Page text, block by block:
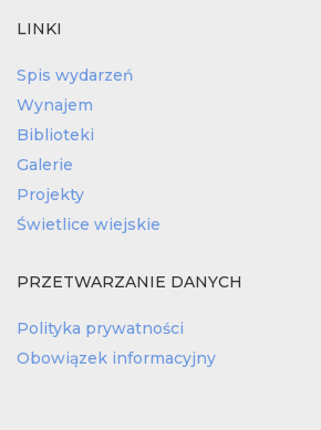
LINKI
Spis wydarzeń
Wynajem
Biblioteki
Galerie
Projekty
Świetlice wiejskie
PRZETWARZANIE DANYCH
Polityka prywatności
Obowiązek informacyjny